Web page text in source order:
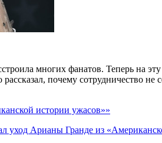
многих фанатов. Теперь на
почему сотрудничество не
истории ужасов»»
уход Арианы Гранде из